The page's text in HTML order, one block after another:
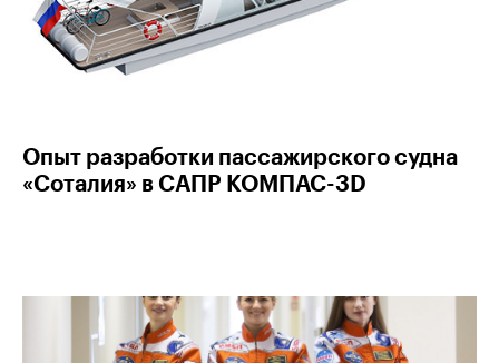
Опыт разработки пассажирского судна
«Соталия» в САПР КОМПАС-3D